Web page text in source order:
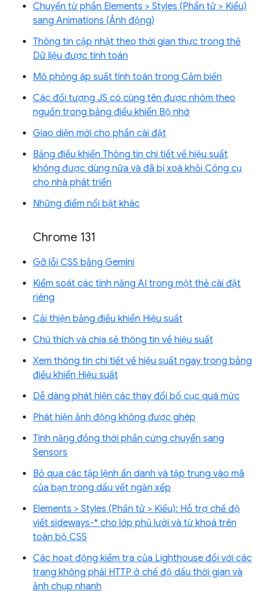
Chuyển từ phần Elements > Styles (Phần tử > Kiểu)
sang Animations (Ảnh động)
Thông tin cập nhật theo thời gian thực trong thẻ
Dữ liệu được tính toán
Mô phỏng áp suất tính toán trong Cảm biến
Các đối tượng JS có cùng tên được nhóm theo
nguồn trong bảng điều khiển Bộ nhớ
Giao diện mới cho phần cài đặt
Bảng điều khiển Thông tin chi tiết về hiệu suất
không được dùng nữa và đã bị xoá khỏi Công cụ
cho nhà phát triển
Những điểm nổi bật khác
Chrome 131
Gỡ lỗi CSS bằng Gemini
Kiểm soát các tính năng AI trong một thẻ cài đặt
riêng
Cải thiện bảng điều khiển Hiệu suất
Chú thích và chia sẻ thông tin về hiệu suất
Xem thông tin chi tiết về hiệu suất ngay trong bảng
điều khiển Hiệu suất
Dễ dàng phát hiện các thay đổi bố cục quá mức
Phát hiện ảnh động không được ghép
Tính năng đồng thời phần cứng chuyển sang
Sensors
Bỏ qua các tập lệnh ẩn danh và tập trung vào mã
của bạn trong dấu vết ngăn xếp
Elements > Styles (Phần tử > Kiểu): Hỗ trợ chế độ
viết sideways-* cho lớp phủ lưới và từ khoá trên
toàn bộ CSS
Các hoạt động kiểm tra của Lighthouse đối với các
trang không phải HTTP ở chế độ dấu thời gian và
ảnh chụp nhanh